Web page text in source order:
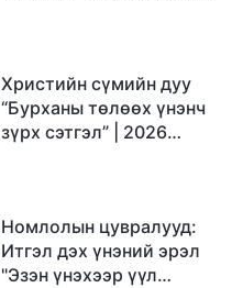
Христийн сүмийн дуу
“Бурханы төлөөх үнэнч
зүрх сэтгэл” | 2026
Номлолын цувралууд:
Итгэл дэх үнэний эрэл
"Эзэн үнэхээр үүл